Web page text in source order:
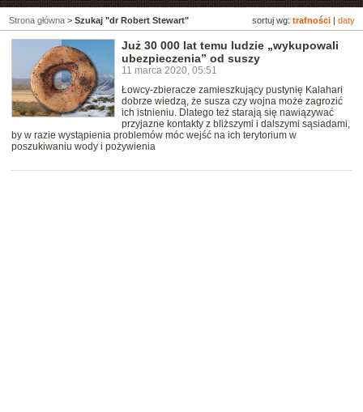
sortuj wg: trafności daty
Strona główna > Szukaj "dr Robert Stewart"
Już 30 000 lat temu ludzie „wykupowali
ubezpieczenia” od suszy
11 marca 2020, 05:51
Łowcy-zbieracze zamieszkujący pustynię Kalahari
dobrze wiedzą, że susza czy wojna może zagrozić
ich istnieniu. Dlatego też starają się nawiązywać
przyjazne kontakty z bliższymi i dalszymi sąsiadami,
by w razie wystąpienia problemów móc wejść na ich terytorium w
poszukiwaniu wody i pożywienia